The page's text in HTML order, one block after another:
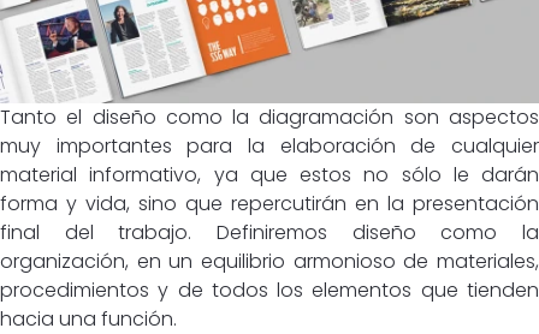
Tanto el diseño como la diagramación son aspectos
muy importantes para la elaboración de cualquier
material informativo, ya que estos no sólo le darán
forma y vida, sino que repercutirán en la presentación
final del trabajo. Definiremos diseño como la
organización, en un equilibrio armonioso de materiales,
procedimientos y de todos los elementos que tienden
hacia una función.